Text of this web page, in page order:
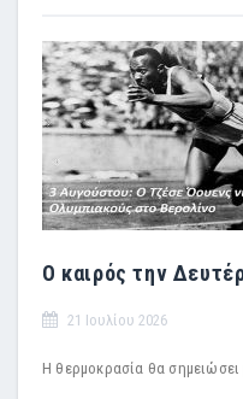
Ο καιρός την
21 Ιουλίου 2026
Η θερμοκρασία θα